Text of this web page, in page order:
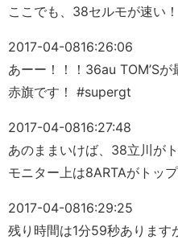
ここでも、38セルモが速い
2017-04-0816:26:06
あーー！！！36au TOM’Sが
赤旗です！ #supergt
2017-04-0816:27:48
あのままいけば、38立川が
モニター上は8ARTAがトッ
2017-04-0816:29:25
残り時間は1分59秒あります